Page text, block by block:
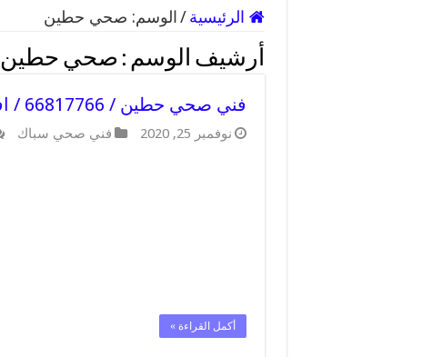
الرئيسية / الوسم: صحي حطين
أرشيف الوسم : صحي حطين
فني صحي حطين / 66817766 / افضل فني صحي سباك بحطين
نوفمبر 25, 2020 فني صحي سباك
أكمل القراءة »